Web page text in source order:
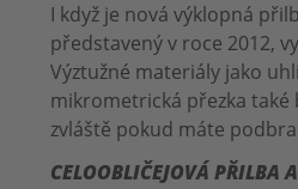
I když je nová výklopná
představený v roce 2012,
Výztužné materiály jako
mikrometrická přezka také
zvláště pokud máte
CELOOBLIČEJOVÁ PŘILBA